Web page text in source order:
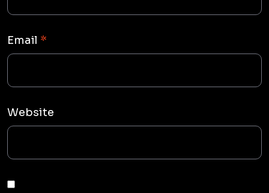
Email *
Website